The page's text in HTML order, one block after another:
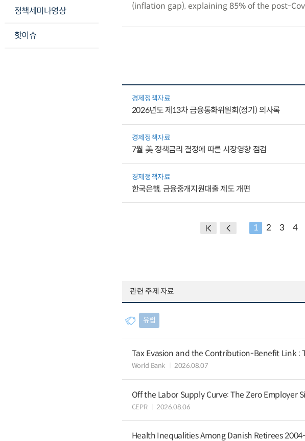
정책세미나영상
핫이슈
(inflation gap), explaining 85% of the post-
경제정책자료
2026년도 제13차 금융통화위원회(정기) 의사록
경제정책자료
7월 美 정책금리 결정에 따른 시장영향 점검
경제정책자료
한국은행, 금융중개지원대출 제도 개편
1 2 3 4
관련 주제 자료
유럽
Tax Evasion and the Contribution-Benefit Link :
World Bank 2026.08.07
Off the Labor Supply Curve: The Zero Employer
CEPR 2026.08.06
Health Inequalities Among Danish Retirees